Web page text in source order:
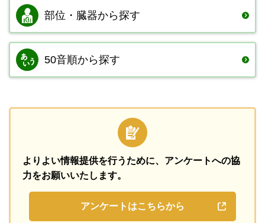
部位・臓器から探す
50音順から探す
よりよい情報提供を行うために、 アンケートへの協
力をお願いいたします。
アンケートはこちらから